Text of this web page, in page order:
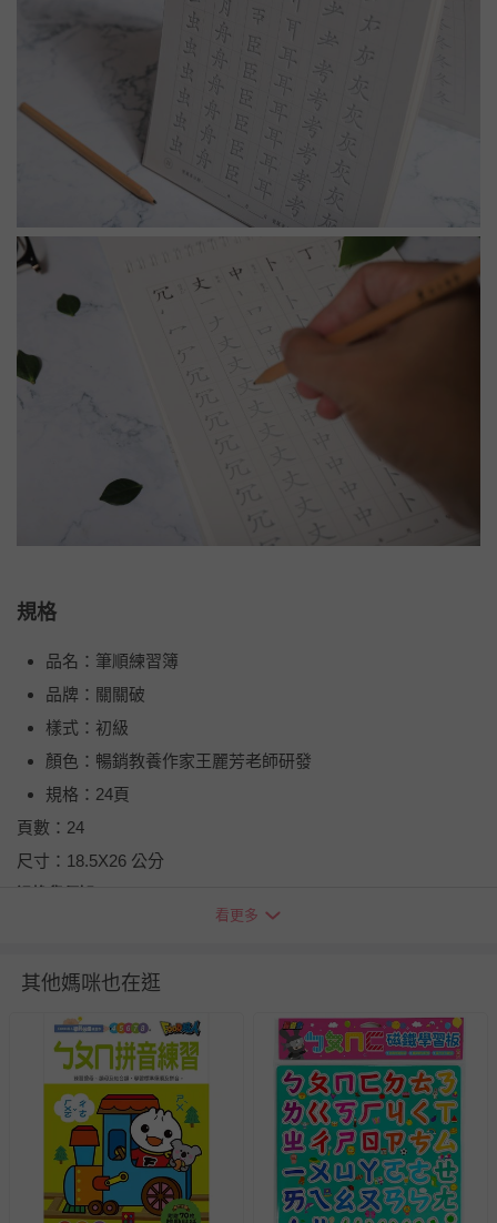
規格
品名：筆順練習簿
品牌：關關破
樣式：初級
顏色：暢銷教養作家王麗芳老師研發
規格：24頁
頁數：24
尺寸：18.5X26 公分
您所購買的商品享有7天的鑑賞期／猶豫期權益，但此期間
包含完整包裝、配件、說明文件及贈品等。
如需退換貨，請於收到商品7天（含例假日內提出），如為
瑕疵退換貨所產生的運費，將由媽咪愛負責處理，若非瑕疵
退貨，您可至『查詢訂單』>『已出貨』中查詢該筆訂單，
並點選『我要退貨』即可進行申請。若有相關退貨問題，請
至媽咪愛LINE@客服ID: @mamilove我們將依序為您處理
與服務，謝謝。
針對滿件折/滿額贈…等活動，如因部份退貨，而該訂單保
看更多
其他媽咪也在逛